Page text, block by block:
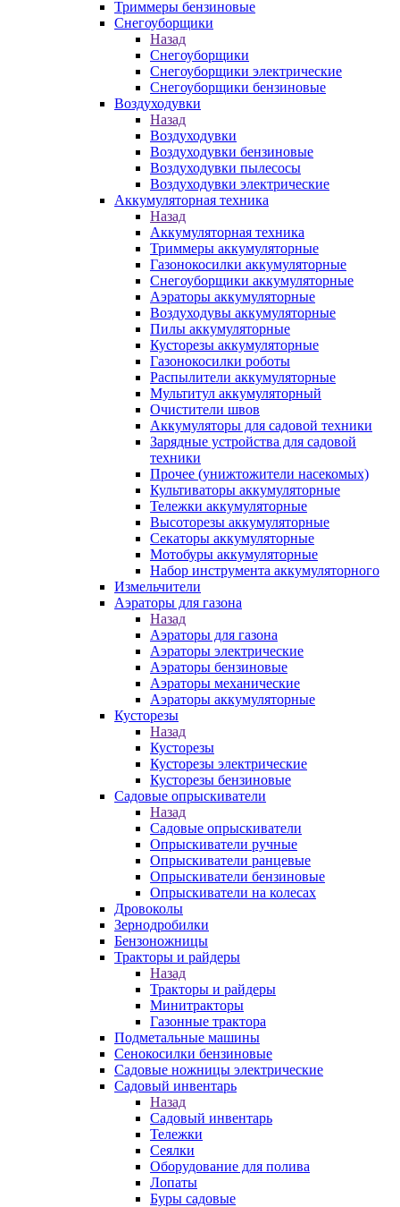
Триммеры бензиновые
Снегоуборщики
Назад
Снегоуборщики
Снегоуборщики электрические
Снегоуборщики бензиновые
Воздуходувки
Назад
Воздуходувки
Воздуходувки бензиновые
Воздуходувки пылесосы
Воздуходувки электрические
Аккумуляторная техника
Назад
Аккумуляторная техника
Триммеры аккумуляторные
Газонокосилки аккумуляторные
Снегоуборщики аккумуляторные
Аэраторы аккумуляторные
Воздуходувы аккумуляторные
Пилы аккумуляторные
Кусторезы аккумуляторные
Газонокосилки роботы
Распылители аккумуляторные
Мультитул аккумуляторный
Очистители швов
Аккумуляторы для садовой техники
Зарядные устройства для садовой
техники
Прочее (унижтожители насекомых)
Культиваторы аккумуляторные
Тележки аккумуляторные
Высоторезы аккумуляторные
Секаторы аккумуляторные
Мотобуры аккумуляторные
Набор инструмента аккумуляторного
Измельчители
Аэраторы для газона
Назад
Аэраторы для газона
Аэраторы электрические
Аэраторы бензиновые
Аэраторы механические
Аэраторы аккумуляторные
Кусторезы
Назад
Кусторезы
Кусторезы электрические
Кусторезы бензиновые
Садовые опрыскиватели
Назад
Садовые опрыскиватели
Опрыскиватели ручные
Опрыскиватели ранцевые
Опрыскиватели бензиновые
Опрыскиватели на колесах
Дровоколы
Зернодробилки
Бензоножницы
Тракторы и райдеры
Назад
Тракторы и райдеры
Минитракторы
Газонные трактора
Подметальные машины
Сенокосилки бензиновые
Садовые ножницы электрические
Садовый инвентарь
Назад
Садовый инвентарь
Тележки
Сеялки
Оборудование для полива
Лопаты
Буры садовые